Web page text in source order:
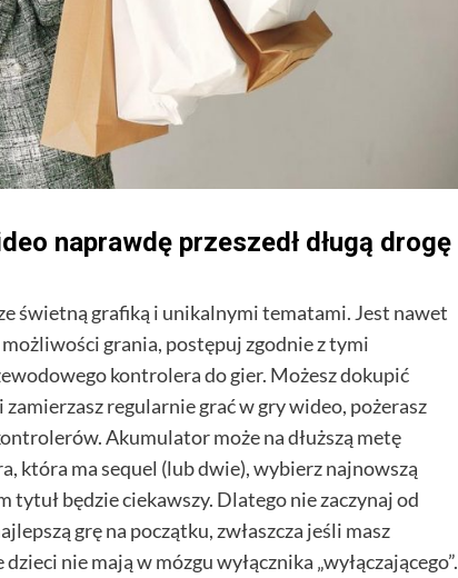
naprawdę przeszedł długą drogę
świetną grafiką i unikalnymi tematami. Jest nawet
grania, postępuj zgodnie z tymi
kontrolera do gier. Możesz dokupić
regularnie grać w gry wideo, pożerasz
Akumulator może na dłuższą metę
która ma sequel (lub dwie), wybierz najnowszą
tytuł będzie ciekawszy. Dlatego nie zaczynaj od
grę na początku, zwłaszcza jeśli masz
nie mają w mózgu wyłącznika „wyłączającego”.
Dowiedz się więcejDowiedz
się
więcej
program)
Biznes
Jak Efektywnie Zarządzać Likwidacją
Szkód Komunikacyjnych